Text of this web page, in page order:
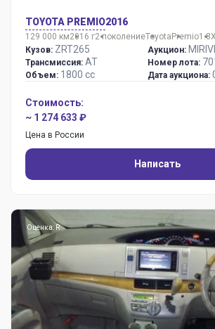
TOYOTA PREMIO2016
129 000 км2016 г2 поколениеToyotaPremio
Кузов: ZRT265
Трансмиссия: AT
Объем: 1800 сс
Аукцион:
Номер лота:
Дата аукциона:
Стоимость:
~ 1 274 633 ₽
Цена в России
Написать
Оценка: R